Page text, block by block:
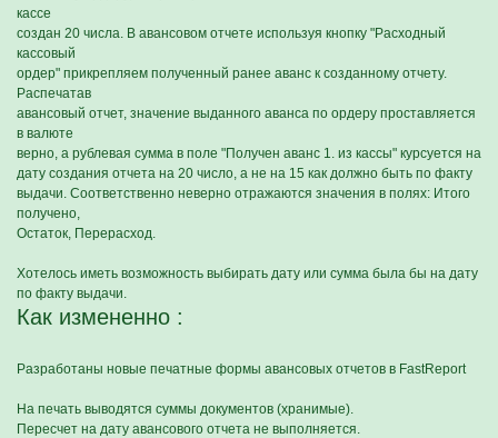
кассе
создан 20 числа. В авансовом отчете используя кнопку "Расходный
кассовый
ордер" прикрепляем полученный ранее аванс к созданному отчету.
Распечатав
авансовый отчет, значение выданного аванса по ордеру проставляется
в валюте
верно, а рублевая сумма в поле "Получен аванс 1. из кассы" курсуется на
дату создания отчета на 20 число, а не на 15 как должно быть по факту
выдачи. Соответственно неверно отражаются значения в полях: Итого
получено,
Остаток, Перерасход.
Хотелось иметь возможность выбирать дату или сумма была бы на дату
по факту выдачи.
Как измененно :
Разработаны новые печатные формы авансовых отчетов в FastReport
На печать выводятся суммы документов (хранимые).
Пересчет на дату авансового отчета не выполняется.